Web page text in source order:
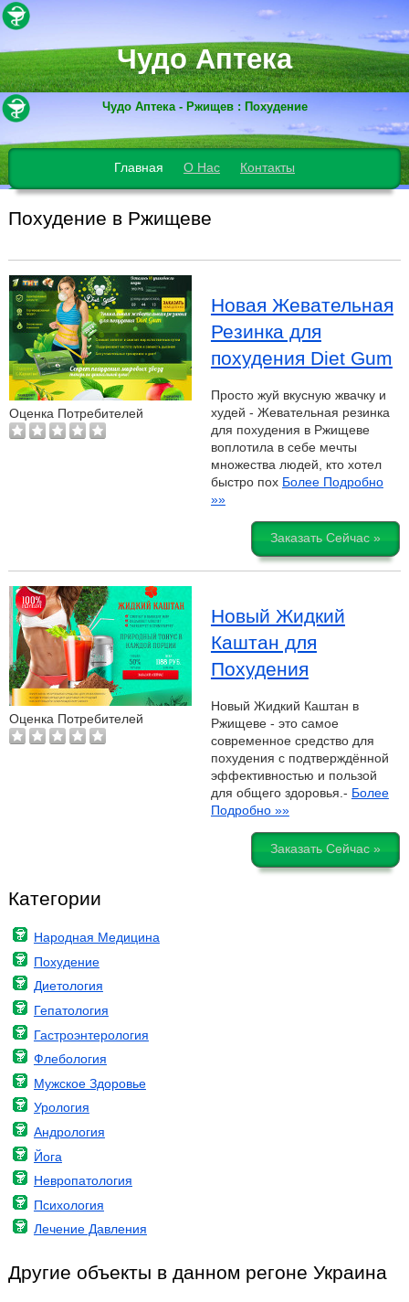
Чудо Аптека
Чудо Аптека - Ржищев : Похудение
Главная О Нас Контакты
Похудение в Ржищеве
Оценка Потребителей
Новая Жевательная
Резинка для
похудения Diet Gum
Просто жуй вкусную жвачку и
худей - Жевательная резинка
для похудения в Ржищеве
воплотила в себе мечты
множества людей, кто хотел
быстро пох Более Подробно
»»
Заказать Сейчас »
Оценка Потребителей
Новый Жидкий
Каштан для
Похудения
Новый Жидкий Каштан в
Ржищеве - это самое
современное средство для
похудения с подтверждённой
эффективностью и пользой
для общего здоровья.- Более
Подробно »»
Заказать Сейчас »
Категории
Народная Медицина
Похудение
Диетология
Гепатология
Гастроэнтерология
Флебология
Мужское Здоровье
Урология
Андрология
Йога
Невропатология
Психология
Лечение Давления
Другие объекты в данном регоне Украина